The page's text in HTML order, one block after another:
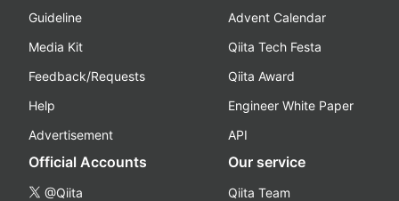
Guideline
Media Kit
Feedback/Requests
Help
Advertisement
Advent Calendar
Qiita Tech Festa
Qiita Award
Engineer White Paper
API
Official Accounts
@Qiita
Our service
Qiita Team